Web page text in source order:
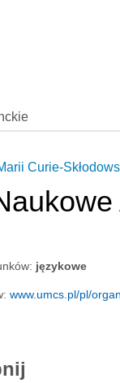
Curie-
językowe
www.umcs.pl/pl/